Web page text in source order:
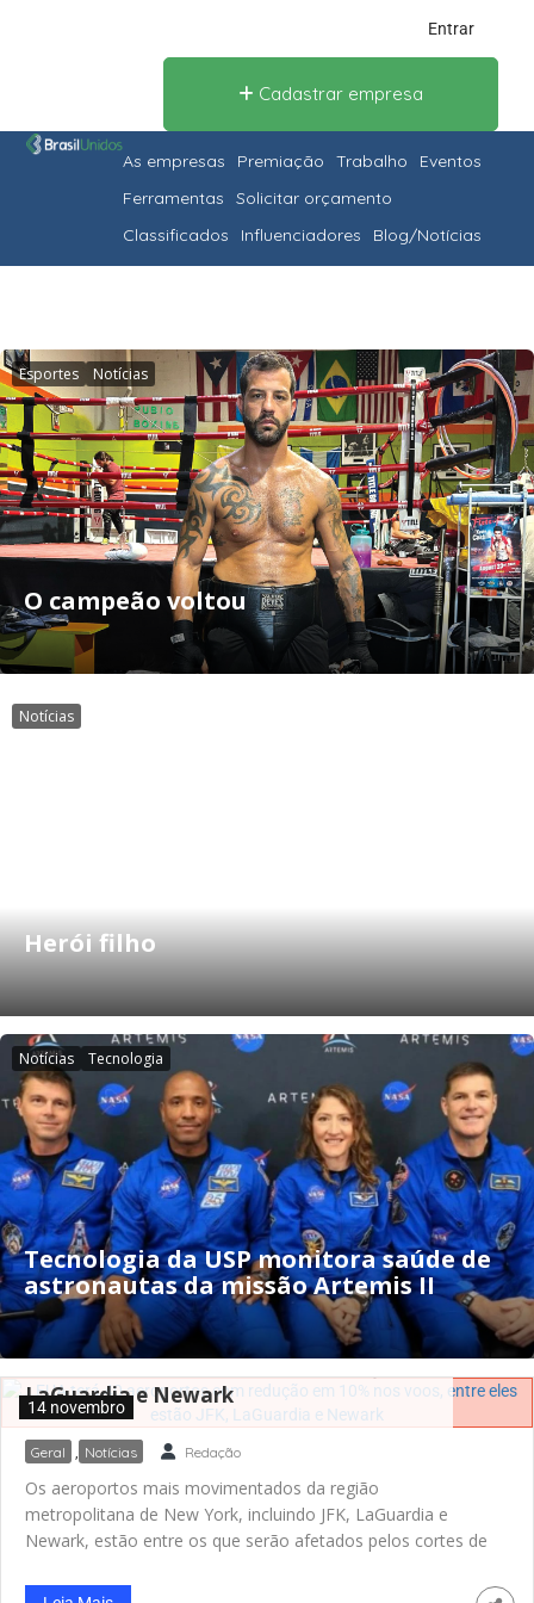
Entrar
Cadastrar empresa
As empresas Premiação Trabalho
Eventos
Ferramentas
Solicitar orçamento
Classificados
Influenciadores Blog/Notícias
Esportes Notícias
O campeão voltou
Notícias
Herói filho
Notícias Tecnologia
Tecnologia da USP monitora saúde de
astronautas da missão Artemis II
EUA terá 40 aeroportos com redução
em 10% nos voos, entre eles estão JFK,
LaGuardia e Newark
14 novembro
Geral , Notícias Redação
Os aeroportos mais movimentados da região
metropolitana de New York, incluindo JFK, LaGuardia e
Newark, estão entre os que serão afetados pelos cortes de
paralisação governamental mais longa da história. O